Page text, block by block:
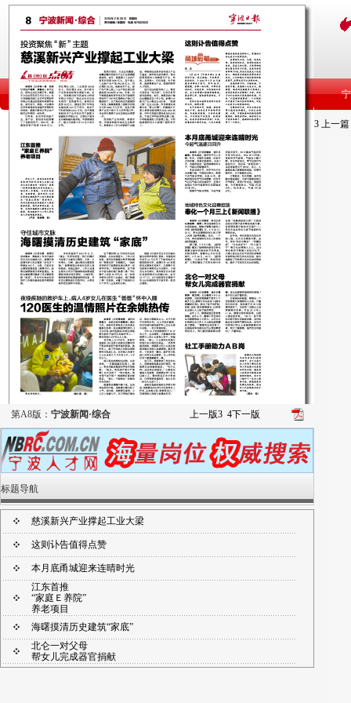
第A8版： 宁波新闻·综合 上一版3 4下一版
标题导航
慈溪新兴产业撑起工业大梁
这则讣告值得点赞
本月底甬城迎来连晴时光
江东首推
“家庭Ｅ养院”
养老项目
海曙摸清历史建筑“家底”
北仑一对父母
帮女儿完成器官捐献
3 上一篇